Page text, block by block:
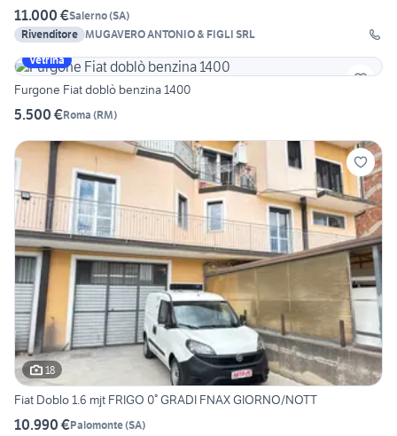
11.000 €Salerno(SA)
Rivenditore MUGAVERO ANTONIO & FIGLI SRL
Vetrina
Furgone Fiat doblò benzina 1400
5.500 €Roma (RM)
18
Fiat Doblo 1.6 mjt FRIGO 0° GRADI FNAX GIORNO/NOTT
10.990 €Palomonte(SA)